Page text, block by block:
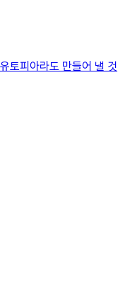
토피아라도 만들어 낼 것